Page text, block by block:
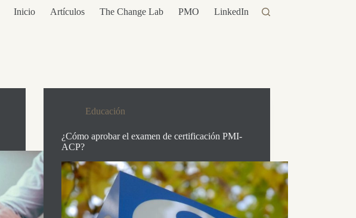
Inicio Artículos The Change Lab PMO LinkedIn
Educación
¿Cómo aprobar el examen de certificación PMI-
ACP?